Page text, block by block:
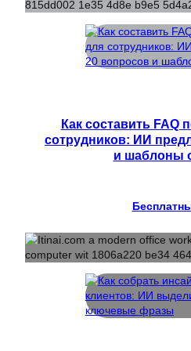
Как составить FAQ
сотрудников: ИИ
и шаблоны